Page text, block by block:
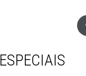
ESPECIAIS